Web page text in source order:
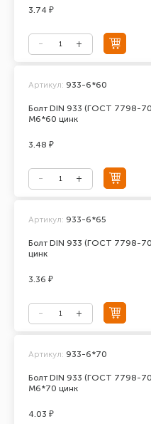
3.74 ₽
Болт DIN 933 (ГОСТ 7798-
М6*60 цинк
Артикул: 933-6*60
3.48 ₽
Болт DIN 933 (ГОСТ 7798-
цинк
Артикул: 933-6*65
3.36 ₽
Болт DIN 933 (ГОСТ 7798-
М6*70 цинк
Артикул: 933-6*70
4.03 ₽